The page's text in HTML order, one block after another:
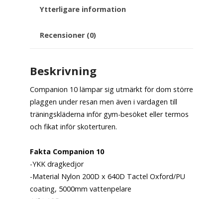
Ytterligare information
Recensioner (0)
Beskrivning
Companion 10 lämpar sig utmärkt för dom större
plaggen under resan men även i vardagen till
träningskläderna inför gym-besöket eller termos
och fikat inför skoterturen.
Fakta Companion 10
-YKK dragkedjor
-Material Nylon 200D x 640D Tactel Oxford/PU
coating, 5000mm vattenpelare